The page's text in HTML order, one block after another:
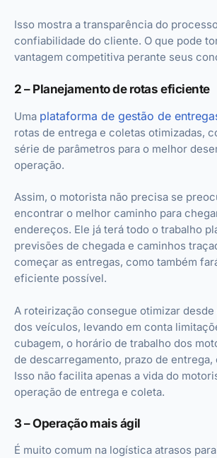
Isso mostra a transparência do
confiabilidade do cliente. O que pode
vantagem competitiva perante seus
2 – Planejamento de rotas eficiente
Uma plataforma de gestão de
rotas de entrega e coletas otimizadas,
série de parâmetros para o melhor
operação.
Assim, o motorista não precisa se
encontrar o melhor caminho para
endereços. Ele já terá todo o trabalho
previsões de chegada e caminhos
começar as entregas, como também
eficiente possível.
A roteirização consegue otimizar
dos veículos, levando em conta
cubagem, o horário de trabalho dos
de descarregamento, prazo de entrega,
Isso não facilita apenas a vida do
operação de entrega e coleta.
3 – Operação mais ágil
É muito comum na logística atrasos